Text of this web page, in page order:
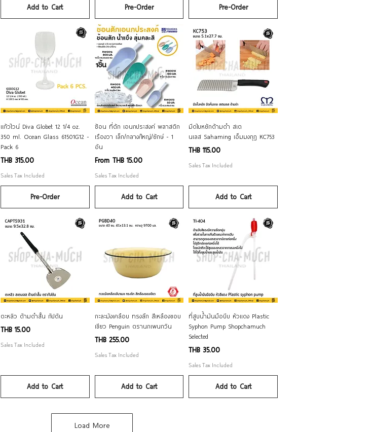
Add to Cart Pre-Order Pre-Order
Quick View
แก้วไวน์ Diva Globet 12 1/4 oz.
350 ml. Ocean Glass 61501G12 -
Pack 6
Price
THB 315.00
Sales Tax Included
Pre-Order
Quick View
ช้อน ที่ตัก เอนกประสงค์ พลาสติก
เรืองวา เล็ก/กลาง/ใหญ่/ยักษ์ - 1
อัน
From THB 15.00
Sale Price
Sales Tax Included
Add to Cart
Quick View
มีดใบหยักด้ามดำ สเต
นเลส Sahaming เอ็มมงกุฎ KC753
Price
THB 115.00
Sales Tax Included
Add to Cart
Quick View
ตะหลิว ด้ามดำสั้น กัปตัน
Price
THB 15.00
Sales Tax Included
Add to Cart
Quick View
กะละมังเคลือบ ทรงลึก สีเหลืองขอบ
เขียว Penguin ตรานกเพนกวิน
Price
THB 255.00
Sales Tax Included
Add to Cart
Quick View
ที่สูบน้ำมันมือบีบ หัวแดง Plastic
Syphon Pump Shopchamuch
Selected
Price
THB 35.00
Sales Tax Included
Add to Cart
Load More